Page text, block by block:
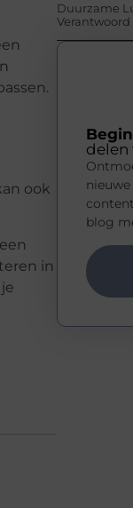
ook
in
Duurzame
Verantwoord
delen
blog